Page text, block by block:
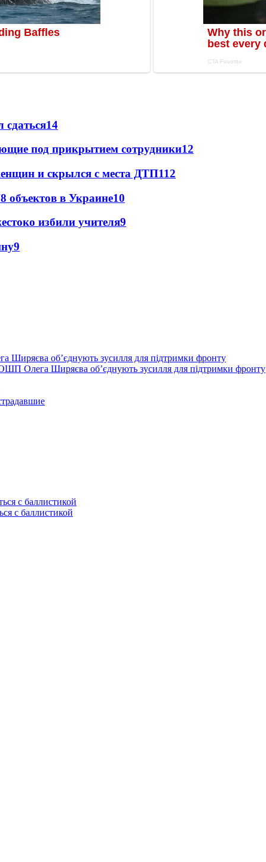
14
под прикрытием сотрудники12
и скрылся с места ДТП112
объектов в Украине10
избили учителя9
9
Олега Ширяєва об’єднують зусилля для підтримки фронту
с баллистикой